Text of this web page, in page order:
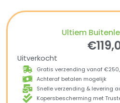
Ultiem
€
Uitverkocht
Gratis verzending vanaf
Achteraf betalen mogelijk
Snelle verzending & levering
Kopersbescherming met